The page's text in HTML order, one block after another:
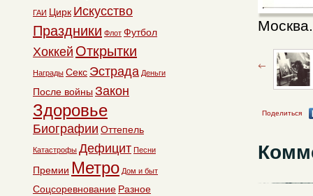
Поделиться
ГАИ Цирк Искусство
Праздники Флот Футбол
Хоккей Открытки
Награды Секс Эстрада Деньги
После войны Закон
Здоровье
Биографии Оттепель
Катастрофы Дефицит Песни
Премии Метро Дом и быт
Соцсоревнование Разное